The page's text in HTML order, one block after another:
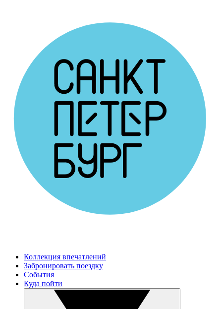
Коллекция впечатлений
Забронировать поездку
События
Куда пойти